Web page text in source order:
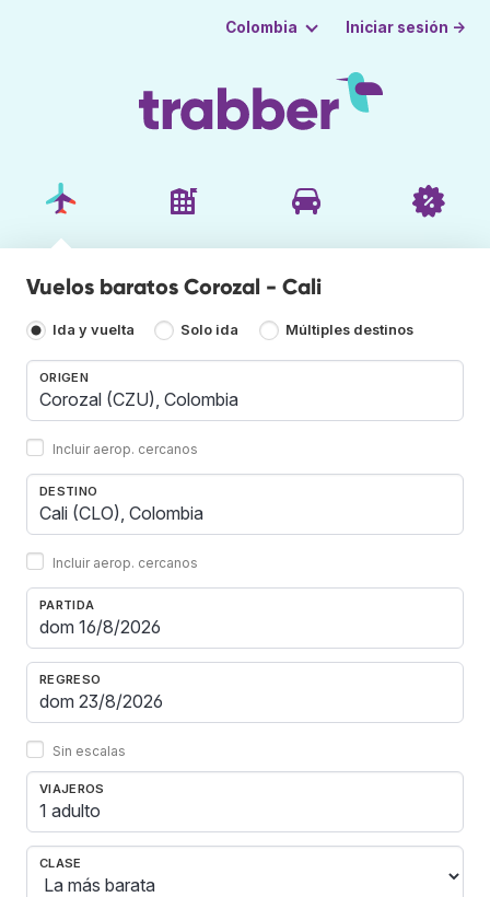
Colombia Iniciar sesión →
Vuelos baratos Corozal - Cali
Ida y vuelta Solo ida Múltiples destinos
ORIGEN
Incluir aerop. cercanos
DESTINO
Incluir aerop. cercanos
PARTIDA
REGRESO
Sin escalas
VIAJEROS
1 adulto
CLASE